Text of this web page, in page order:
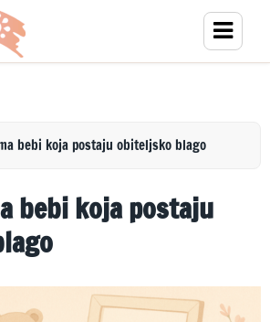
bebi koja postaju obiteljsko blago
bebi koja postaju